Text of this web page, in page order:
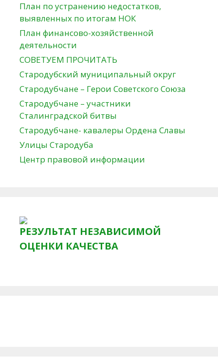
План по устранению недостатков,
выявленных по итогам НОК
План финансово-хозяйственной
деятельности
СОВЕТУЕМ ПРОЧИТАТЬ
Стародубский муниципальный округ
Стародубчане – Герои Советского Союза
Стародубчане – участники
Сталинградской битвы
Стародубчане- кавалеры Ордена Славы
Улицы Стародуба
Центр правовой информации
РЕЗУЛЬТАТ НЕЗАВИСИМОЙ
ОЦЕНКИ КАЧЕСТВА